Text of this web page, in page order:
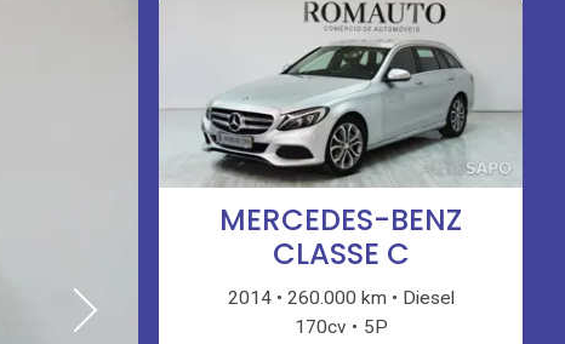
MERCEDES-BENZ
CLASSE C
2014 260.000 km
Diesel
170cv
5P